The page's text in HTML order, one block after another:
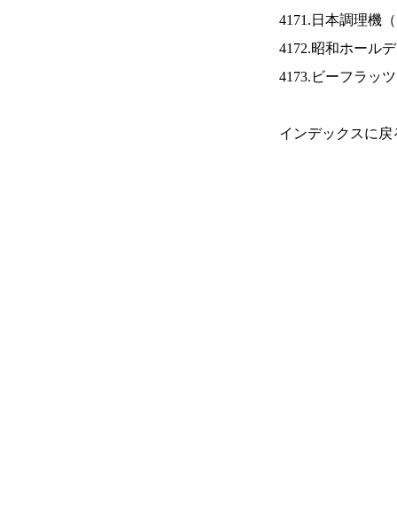
4171.日本調理機（
4172.昭和ホール
4173.ビーフラッ
インデックスに戻